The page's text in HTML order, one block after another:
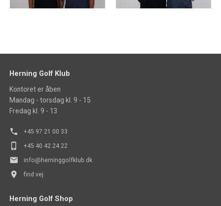
Herning Golf Klub
Kontoret er åben
Mandag - torsdag kl. 9 - 15
Fredag kl. 9 - 13
phone +45 97 21 00 33
phone_iphone +45 40 42 24 22
mail info@herninggolfklub.dk
place find vej
Herning Golf Shop